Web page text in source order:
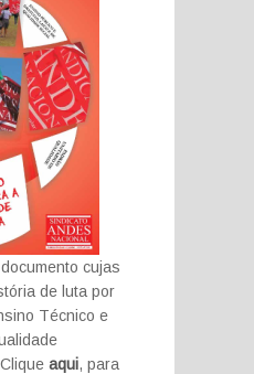
cujas
de luta por
Técnico e
aqui, para